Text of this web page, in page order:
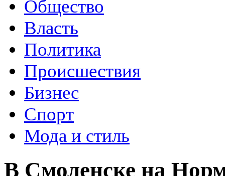
Общество
Власть
Политика
Происшествия
Бизнес
Спорт
Мода и стиль
В Смоленске на